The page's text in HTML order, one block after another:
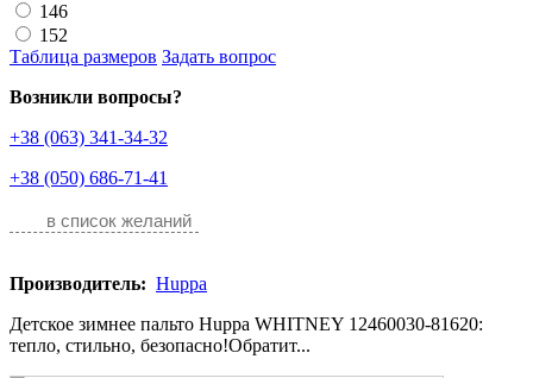
146
152
Таблица размеров Задать вопрос
Возникли вопросы?
+38 (063) 341-34-32
+38 (050) 686-71-41
в список желаний
Производитель: Huppa
Детское зимнее пальто Huppa WHITNEY 12460030-81620:
тепло, стильно, безопасно!Обратит...